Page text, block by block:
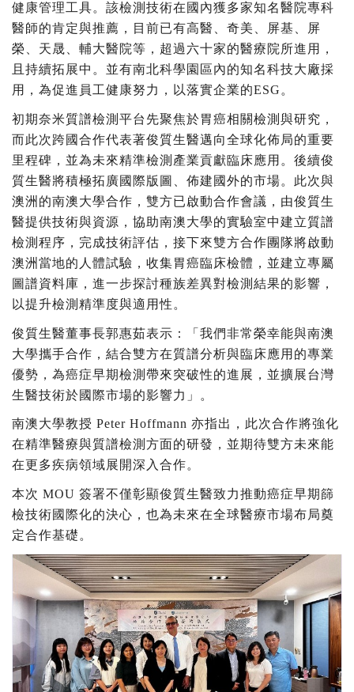
健康管理工具。該檢測技術在國內獲多家知名醫院專科
醫師的肯定與推薦，目前已有高醫、奇美、屏基、屏
榮、天晟、輔大醫院等，超過六十家的醫療院所進用，
且持續拓展中。並有南北科學園區內的知名科技大廠採
用，為促進員工健康努力，以落實企業的ESG。
初期奈米質譜檢測平台先聚焦於胃癌相關檢測與研究，
而此次跨國合作代表著俊質生醫邁向全球化佈局的重要
里程碑，並為未來精準檢測產業貢獻臨床應用。後續俊
質生醫將積極拓廣國際版圖、佈建國外的市場。此次與
澳洲的南澳大學合作，雙方已啟動合作會議，由俊質生
醫提供技術與資源，協助南澳大學的實驗室中建立質譜
檢測程序，完成技術評估，接下來雙方合作團隊將啟動
澳洲當地的人體試驗，收集胃癌臨床檢體，並建立專屬
圖譜資料庫，進一步探討種族差異對檢測結果的影響，
以提升檢測精準度與適用性。
俊質生醫董事長郭惠茹表示：「我們非常榮幸能與南澳
大學攜手合作，結合雙方在質譜分析與臨床應用的專業
優勢，為癌症早期檢測帶來突破性的進展，並擴展台灣
生醫技術於國際市場的影響力」。
南澳大學教授 Peter Hoffmann 亦指出，此次合作將強化
在精準醫療與質譜檢測方面的研發，並期待雙方未來能
在更多疾病領域展開深入合作。
本次 MOU 簽署不僅彰顯俊質生醫致力推動癌症早期篩
檢技術國際化的決心，也為未來在全球醫療市場布局奠
定合作基礎。